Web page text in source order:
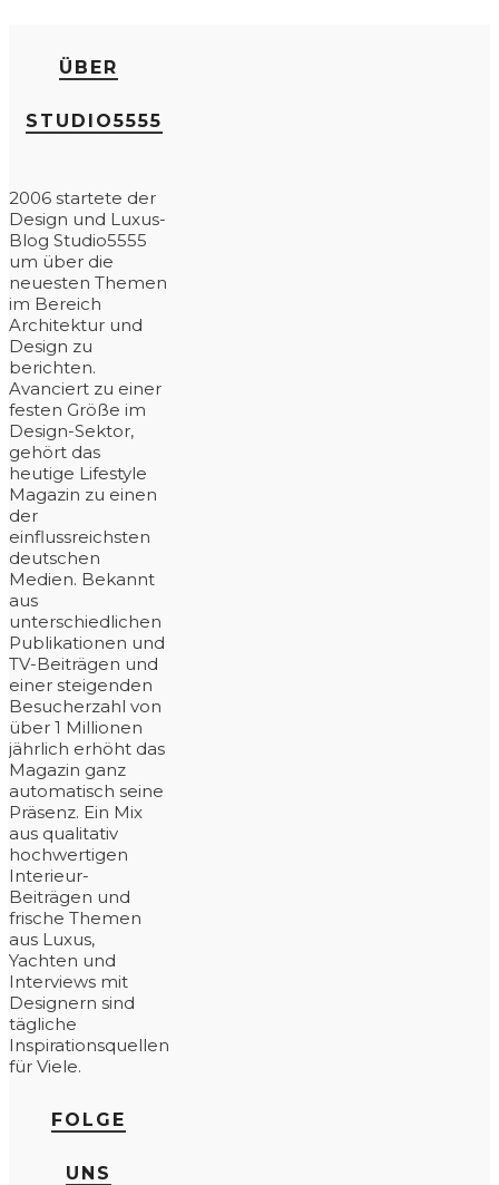
ÜBER
STUDIO5555
2006 startete der
Design und Luxus-
Blog Studio5555
um über die
neuesten Themen
im Bereich
Architektur und
Design zu
berichten.
Avanciert zu einer
festen Größe im
Design-Sektor,
gehört das
heutige Lifestyle
Magazin zu einen
der
einflussreichsten
deutschen
Medien. Bekannt
aus
unterschiedlichen
Publikationen und
TV-Beiträgen und
einer steigenden
Besucherzahl von
über 1 Millionen
jährlich erhöht das
Magazin ganz
automatisch seine
Präsenz. Ein Mix
aus qualitativ
hochwertigen
Interieur-
Beiträgen und
frische Themen
aus Luxus,
Yachten und
Interviews mit
Designern sind
tägliche
Inspirationsquellen
für Viele.
FOLGE
UNS